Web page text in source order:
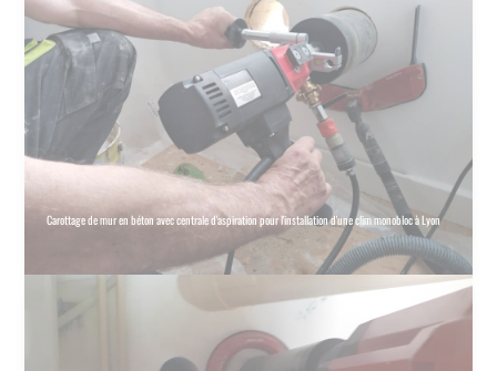
Carottage de mur en béton avec centrale d'aspiration pour l'installation d'une clim monobloc à Lyon